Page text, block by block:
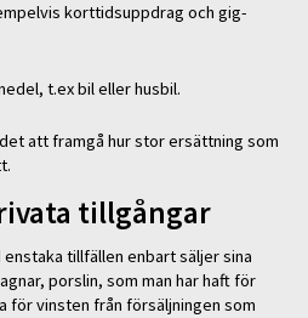
korttidsuppdrag och gig-
t.ex bil eller husbil.
att framgå hur stor ersättning som
tillgångar
tillfällen enbart säljer sina
porslin, som man har haft för
för vinsten från försäljningen som